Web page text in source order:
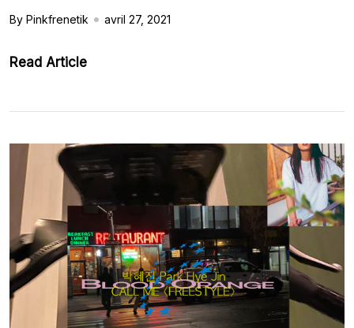
By Pinkfrenetik avril 27, 2021
Read Article